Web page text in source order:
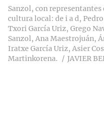
Sanzol, con representantes
cultura local: de i a d,
Txori García Uriz, Grego
Sanzol, Ana Maestrojuán,
Iratxe García Uriz, Asier
Martinkorena.
JAVIER